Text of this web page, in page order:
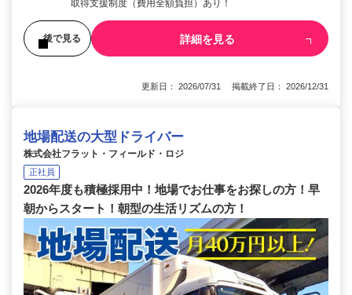
取得支援制度（費用全額負担）あり！
後で見る 詳細を見る
更新日： 2026/07/31 掲載終了日： 2026/12/31
地場配送の大型ドライバー
株式会社フラット・フィールド・ロジ
正社員
2026年度も積極採用中！地場でお仕事をお探しの方！早
朝からスタート！朝型の生活リズムの方！